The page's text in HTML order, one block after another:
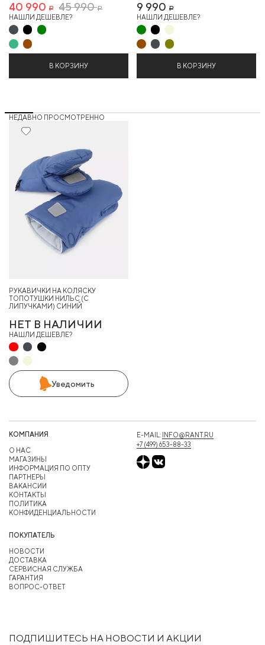
40 990 Р 45 990Р
НАШЛИ ДЕШЕВЛЕ?
В КОРЗИНУ
9 990 Р
НАШЛИ ДЕШЕВЛЕ?
В КОРЗИНУ
НЕДАВНО ПРОСМОТРЕННО
РУКАВИЧКИ НА КОЛЯСКУ
ТОПОТУШКИ НИЛЬС (С
ЛИПУЧКАМИ) СИНИЙ
НЕТ В НАЛИЧИИ
НАШЛИ ДЕШЕВЛЕ?
Уведомить
ПОДПИШИТЕСЬ НА НОВОСТИ И АКЦИИ
КОМПАНИЯ
О НАС
МАГАЗИНЫ
ИНФОРМАЦИЯ ПО ОПТУ
ПАРТНЕРЫ
ВАКАНСИИ
КОНТАКТЫ
ПОЛИТИКА
КОНФИДЕНЦИАЛЬНОСТИ
ПОКУПАТЕЛЬ
НОВОСТИ
ДОСТАВКА
СЕРВИСНАЯ СЛУЖБА
ГАРАНТИЯ
ВОПРОС-ОТВЕТ
E-MAIL: INFO@RANT.RU
+7 (499) 653-88-33